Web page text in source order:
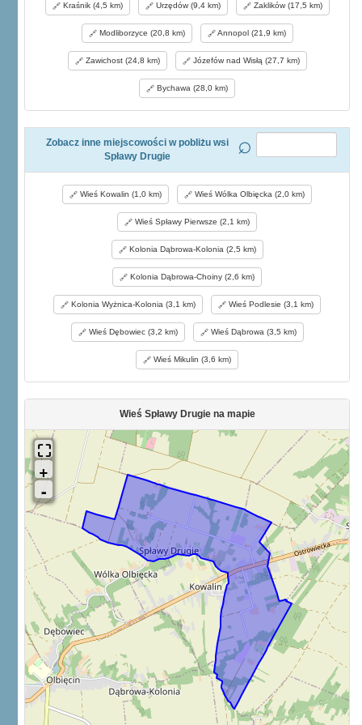
Kraśnik (4,5 km) Urzędów (9,4 km) Zaklików (17,5 km)
Modliborzyce (20,8 km) Annopol (21,9 km)
Zawichost (24,8 km) Józefów nad Wisłą (27,7 km)
Bychawa (28,0 km)
Zobacz inne miejscowości w pobliżu wsi
Spławy Drugie
Wieś Kowalin (1,0 km) Wieś Wólka Olbięcka (2,0 km)
Wieś Spławy Pierwsze (2,1 km)
Kolonia Dąbrowa-Kolonia (2,5 km)
Kolonia Dąbrowa-Choiny (2,6 km)
Kolonia Wyżnica-Kolonia (3,1 km) Wieś Podlesie (3,1 km)
Wieś Dębowiec (3,2 km) Wieś Dąbrowa (3,5 km)
Wieś Mikulin (3,6 km)
Wieś Spławy Drugie na mapie